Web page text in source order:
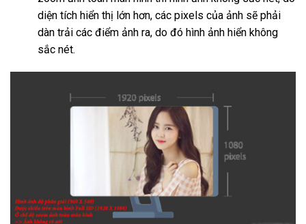
diện tích hiển thị lớn hơn, các pixels của ảnh sẽ phải
dàn trải các điểm ảnh ra, do đó hình ảnh hiển không
sắc nét.